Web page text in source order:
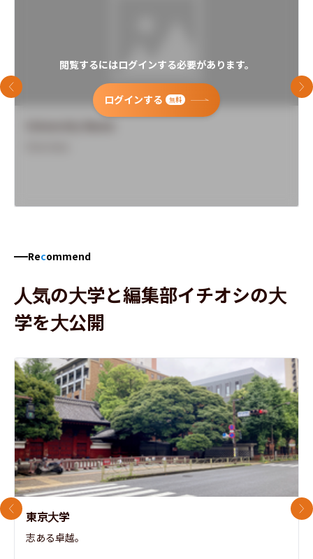
閲覧するにはログインする必要があります。
ログインする 無料
前のスライド 次
Recommend
人気の大学と編集部イチオシの大
学を大公開
東京大学
志ある卓越。
前のスライド 次